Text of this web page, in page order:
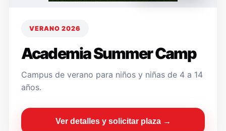
VERANO 2026
Academia Summer Camp
Campus de verano para niños y niñas de 4 a 14
años.
Ver detalles y solicitar plaza →